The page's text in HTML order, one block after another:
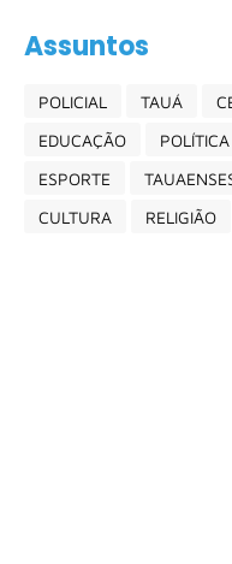
Assuntos
POLICIAL TAUÁ
EDUCAÇÃO
POLÍTICA
ESPORTE
CULTURA
RELIGIÃO